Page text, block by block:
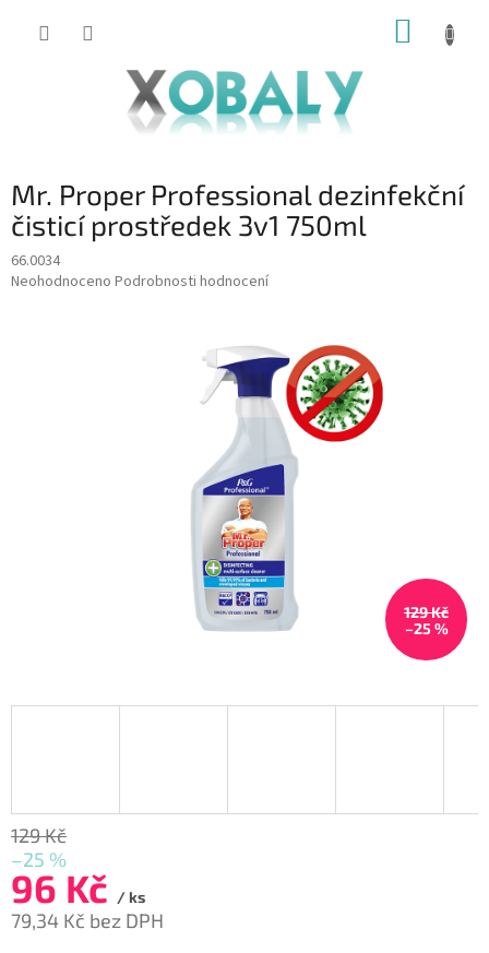
KOŠÍK
Mr. Proper Professional dezinfekční
čisticí prostředek 3v1 750ml
66.0034
Průměrné
Neohodnoceno Podrobnosti hodnocení
129 Kč
–25 %
129 Kč
–25 %
96 Kč / ks
79,34 Kč bez DPH